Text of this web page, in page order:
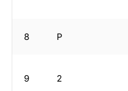
8 P
9 2